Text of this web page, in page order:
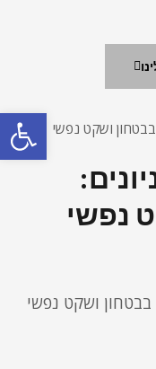
פתח בבטחון ושקט נפשי
נפשי